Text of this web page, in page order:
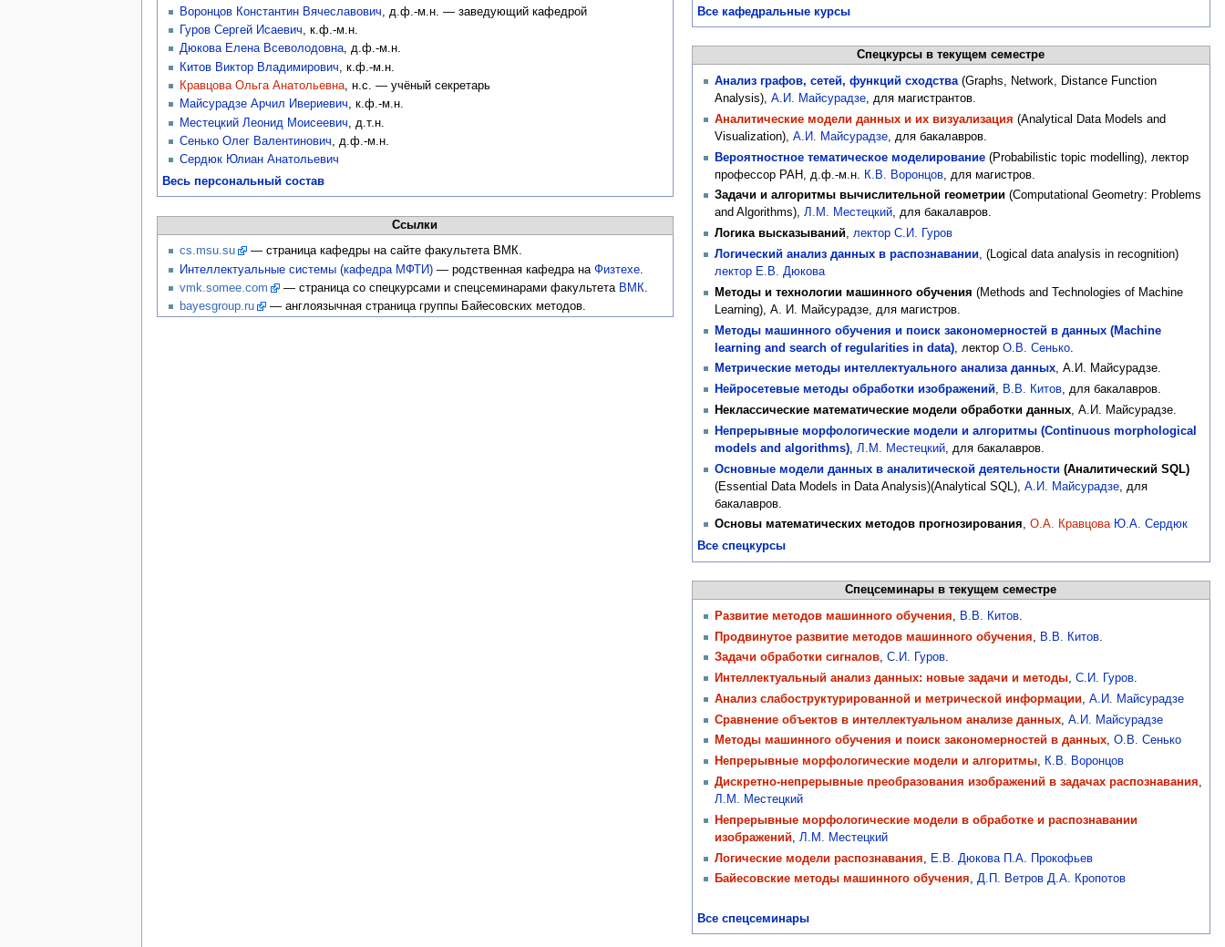
Воронцов Константин Вячеславович, д.ф.-м.н. — заведующий кафедрой
Гуров Сергей Исаевич, к.ф.-м.н.
Дюкова Елена Всеволодовна, д.ф.-м.н.
Китов Виктор Владимирович , к.ф.-м.н.
Кравцова Ольга Анатольевна, н.с. — учёный секретарь
Майсурадзе Арчил Ивериевич, к.ф.-м.н.
Местецкий Леонид Моисеевич , д.т.н.
Сенько Олег Валентинович , д.ф.-м.н.
Сердюк Юлиан Анатольевич
Весь персональный состав
Ссылки
cs.msu.su
— страница кафедры на сайте факультета ВМК.
Интеллектуальные системы (кафедра МФТИ)— родственная кафедра на Физтехе.
vmk.somee.com
— страница со спецкурсами и спецсеминарами факультета ВМК.
bayesgroup.ru
— англоязычная страница группы Байесовских методов.
Все кафедральные курсы
Спецкурсы в текущем семестре
Анализ графов, сетей, функций сходства(Graphs, Network, Distance Function
Analysis), А.И. Майсурадзе, для магистрантов.
Аналитические модели данных и их визуализация (Analytical Data Models and
Visualization), А.И. Майсурадзе, для бакалавров.
Вероятностное тематическое моделирование(Probabilistic topic modelling), лектор
профессор РАН, д.ф.-м.н.
К.В. Воронцов, для магистров.
Задачи и алгоритмы вычислительной геометрии(Computational Geometry: Problems
and Algorithms), Л.М. Местецкий, для бакалавров.
Логика высказываний, лектор С.И. Гуров
Логический анализ данных в распознавании, (Logical data analysis in recognition)
лектор Е.В. Дюкова
Методы и технологии машинного обучения (Methods and Technologies of Machine
Learning), А. И. Майсурадзе, для магистров.
Методы машинного обучения и поиск закономерностей в данных (Machine
learning and search of regularities in data), лектор О.В. Сенько.
Метрические методы интеллектуального анализа данных, А.И. Майсурадзе.
Нейросетевые методы обработки изображений, В.В. Китов, для бакалавров.
Неклассические математические модели обработки данных, А.И. Майсурадзе.
Непрерывные морфологические модели и алгоритмы (Continuous morphological
models and algorithms), Л.М. Местецкий, для бакалавров.
Основные модели данных в аналитической деятельности(Аналитический SQL)
(Essential Data Models in Data Analysis)(Analytical SQL), А.И. Майсурадзе, для
бакалавров.
Основы математических методов прогнозирования, О.А. Кравцова Ю.А. Сердюк
Все спецкурсы
Спецсеминары в текущем семестре
Развитие методов машинного обучения В.В. Китов.
Продвинутое развитие методов машинного обучения
В.В. Китов.
Задачи обработки сигналов, С.И. Гуров.
Интеллектуальный анализ данных: новые задачи и методы, С.И. Гуров.
Анализ слабоструктурированной и метрической информации, А.И. Майсурадзе
Сравнение объектов в интеллектуальном анализе данных, А.И. Майсурадзе
Методы машинного обучения и поиск закономерностей в данных, О.В. Сенько
Непрерывные морфологические модели и алгоритмы, К.В. Воронцов
Дискретно-непрерывные преобразования изображений в задачах распознавания,
Л.М. Местецкий
Непрерывные морфологические модели в обработке и распознавании
изображений, Л.М. Местецкий
Логические модели распознавания
Е.В. Дюкова П.А. Прокофьев
Байесовские методы машинного обучения, Д.П. Ветров Д.А. Кропотов
Все спецсеминары